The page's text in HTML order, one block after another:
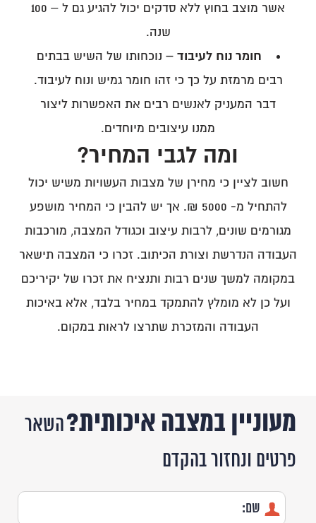
אשר מוצב בחוץ ללא סדקים יכול להגיע גם ל – 100
שנה.
חומר נוח לעיבוד – נוכחותו של השיש בבתים
רבים מרמזת על כך כי זהו חומר גמיש ונוח לעיבוד.
דבר המעניק לאנשים רבים את האפשרות ליצור
ממנו עיצובים מיוחדים.
ומה לגבי המחיר?
חשוב לציין כי מחירן של מצבות העשויות משיש יכול
להתחיל מ- 5000 ₪. אך יש להבין כי המחיר מושפע
מגורמים שונים, לרבות עיצוב וכגודל המצבה, מורכבות
העבודה הנדרשת וצורת הכיתוב. זכרו כי המצבה תישאר
במקומה למשך שנים רבות ותנציח את זכרו של יקיריכם
ועל כן לא מומלץ להתמקד במחיר בלבד, אלא באיכות
העבודה והמזכרת שתרצו לראות במקום.
מעוניין במצבה איכותית?השאר
פרטים ונחזור בהקדם